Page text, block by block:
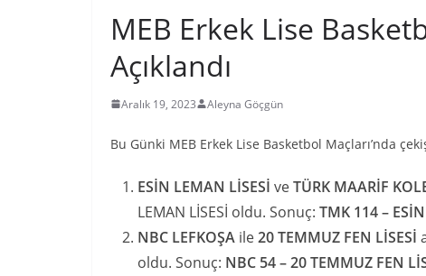
MEB Erkek Lise
Açıklandı
Aralık 19, 2023 Aleyna Göçgün
Bu Günki MEB Erkek Lise Basketbol Maçları’nda
ESİN LEMAN LİSESİ veTÜRK MAARİF
LEMAN LİSESİ oldu. Sonuç: TMK 114 –
NBC LEFKOŞA ile20 TEMMUZ FEN LİSESİ
oldu. Sonuç: NBC 54 – 20 TEMMUZ FEN